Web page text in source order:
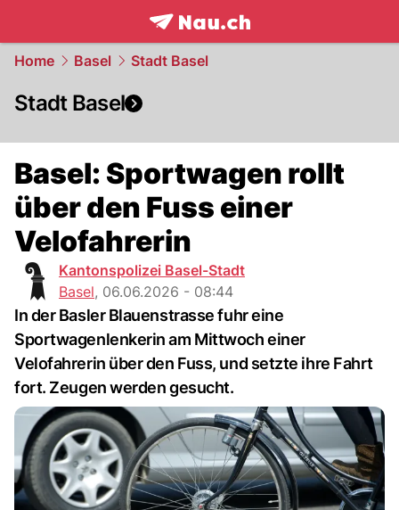
frontpage.NAU.ch
Home Basel Stadt Basel
Stadt Basel
Basel: Sportwagen rollt
über den Fuss einer
Velofahrerin
Kantonspolizei Basel-Stadt
Basel, 06.06.2026 - 08:44
In der Basler Blauenstrasse fuhr eine
Sportwagenlenkerin am Mittwoch einer
Velofahrerin über den Fuss, und setzte ihre Fahrt
fort. Zeugen werden gesucht.